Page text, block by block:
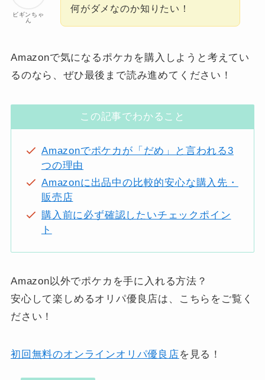
ビギンちゃ
ん
何がダメなのか知りたい！
Amazonで気になるポケカを購入しようと考えてい
るのなら、ぜひ最後まで読み進めてください！
この記事でわかること
Amazonでポケカが「だめ」と言われる3
つの理由
Amazonに出品中の比較的安心な購入先・
販売店
購入前に必ず確認したいチェックポイン
ト
Amazon以外でポケカを手に入れる方法？
安心して楽しめるオリパ優良店は、こちらをご覧く
ださい！
初回無料のオンラインオリパ優良店 を見る！